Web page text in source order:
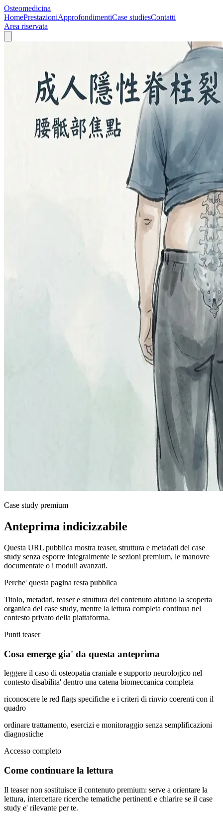
Osteomedicina
HomePrestazioniApprofondimentiCase studiesContatti
Area riservata
Case study premium
Anteprima indicizzabile
Questa URL pubblica mostra teaser, struttura e metadati del case
study senza esporre integralmente le sezioni premium, le manovre
documentate o i moduli avanzati.
Perche' questa pagina resta pubblica
Titolo, metadati, teaser e struttura del contenuto aiutano la scoperta
organica del case study, mentre la lettura completa continua nel
contesto privato della piattaforma.
Punti teaser
Cosa emerge gia' da questa anteprima
leggere il caso di osteopatia craniale e supporto neurologico nel
contesto disabilita' dentro una catena biomeccanica completa
riconoscere le red flags specifiche e i criteri di rinvio coerenti con il
quadro
ordinare trattamento, esercizi e monitoraggio senza semplificazioni
diagnostiche
Accesso completo
Come continuare la lettura
Il teaser non sostituisce il contenuto premium: serve a orientare la
lettura, intercettare ricerche tematiche pertinenti e chiarire se il case
study e' rilevante per te.